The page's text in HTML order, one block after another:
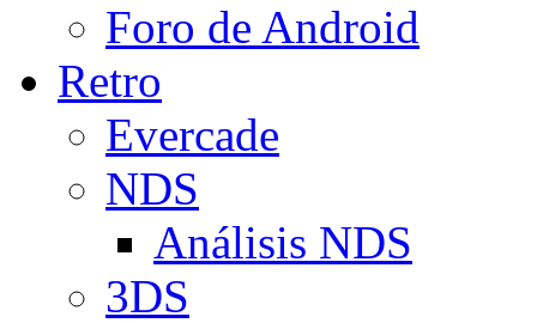
Foro de Android
Retro
Evercade
NDS
Análisis NDS
3DS